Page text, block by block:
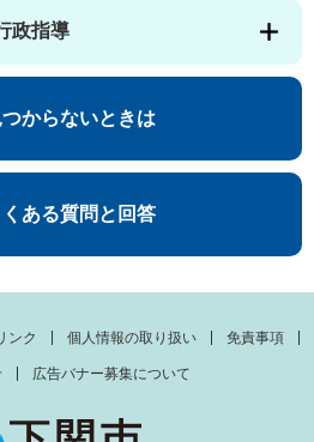
政指導
つからないときは
くある質問と回答
ンク 個人情報の取り扱い 免責事項
広告バナー募集について